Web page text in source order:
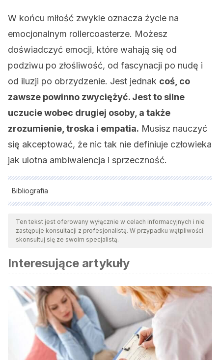
W końcu miłość zwykle oznacza życie na
emocjonalnym rollercoasterze. Możesz
doświadczyć emocji, które wahają się od
podziwu po złośliwość, od fascynacji po nudę i
od iluzji po obrzydzenie. Jest jednak coś, co
zawsze powinno zwyciężyć. Jest to silne
uczucie wobec drugiej osoby, a także
zrozumienie, troska i empatia. Musisz nauczyć
się akceptować, że nic tak nie definiuje człowieka
jak ulotna ambiwalencja i sprzeczność.
Bibliografia
Wszystkie cytowane źródła zostały gruntownie
przeanalizowane przez nasz zespół w celu zapewnienia ich
jakości, wiarygodności, aktualności i ważności. Bibliografia
względem naukowym lub akademickim.
Brogaard, B. (2017). “The Rise and Fall of the Romantic
Ideal,” In R. Grossi & D. West (eds.),The Radicalism of
Romantic Love: Critical Perspectives(pp. 47-63). Taylor
and Francis.
Zeki S, Romaya JP (2008). “Neural Correlates of Hate”,
PLoS ONE 3: e3556
Ten tekst jest oferowany wyłącznie w celach informacyjnych i nie
zastępuje konsultacji z profesjonalistą. W przypadku wątpliwości
skonsultuj się ze swoim specjalistą.
Interesujące artykuły